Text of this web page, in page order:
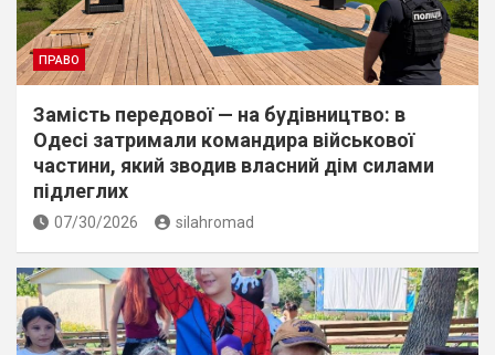
ПРАВО
Замість передової — на будівництво: в
Одесі затримали командира військової
частини, який зводив власний дім силами
підлеглих
07/30/2026 silahromad